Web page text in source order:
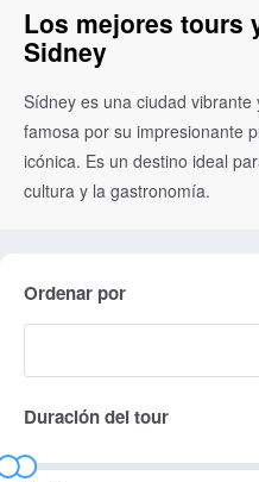
Los mejores tours
Sidney
Sídney es una ciudad
famosa por su impresionante
icónica. Es un destino ideal
cultura y la gastronomía.
Ordenar por
Duración del tour